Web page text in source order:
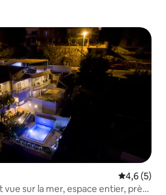
Évaluation
4,6 (5)
vue sur la mer, espace entier, près